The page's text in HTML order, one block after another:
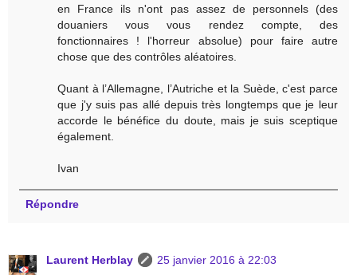
en France ils n'ont pas assez de personnels (des
douaniers vous vous rendez compte, des
fonctionnaires ! l'horreur absolue) pour faire autre
chose que des contrôles aléatoires.
Quant à l’Allemagne, l’Autriche et la Suède, c'est parce
que j'y suis pas allé depuis très longtemps que je leur
accorde le bénéfice du doute, mais je suis sceptique
également.
Ivan
Répondre
Laurent Herblay
25 janvier 2016 à 22:03